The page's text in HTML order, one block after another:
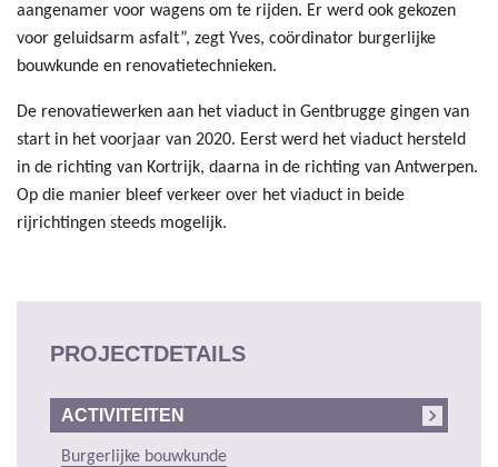
aangenamer voor wagens om te rijden. Er werd ook gekozen
voor geluidsarm asfalt”, zegt Yves, coördinator burgerlijke
bouwkunde en renovatietechnieken.
De renovatiewerken aan het viaduct in Gentbrugge gingen van
start in het voorjaar van 2020. Eerst werd het viaduct hersteld
in de richting van Kortrijk, daarna in de richting van Antwerpen.
Op die manier bleef verkeer over het viaduct in beide
rijrichtingen steeds mogelijk.
PROJECTDETAILS
ACTIVITEITEN
Burgerlijke bouwkunde